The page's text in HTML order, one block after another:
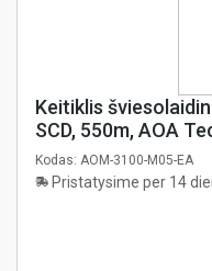
Keitiklis
SCD, 550m, AOA
Kodas: AOM-3100-M05-EA
Pristatysime per 14